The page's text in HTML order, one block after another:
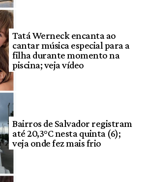
Tatá Werneck encanta ao
cantar música especial para a
filha durante momento na
piscina; veja vídeo
Bairros de Salvador registram
até 20,3°C nesta quinta (6);
veja onde fez mais frio